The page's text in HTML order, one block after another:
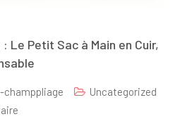
Le Petit Sac à Main en Cuir,
champpliage
Uncategorized